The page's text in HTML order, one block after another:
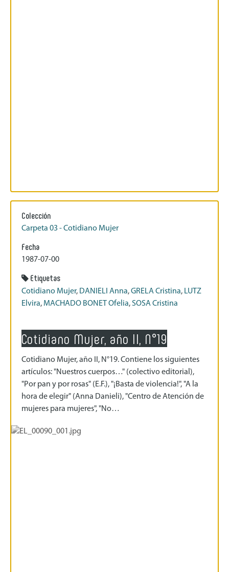
Colección
Carpeta 03 - Cotidiano Mujer
Fecha
1987-07-00
Etiquetas
Cotidiano Mujer, DANIELI Anna,GRELA Cristina, LUTZ
Elvira, MACHADO BONET Ofelia,SOSA Cristina
Cotidiano Mujer, año II, N°19
Cotidiano Mujer, año II, N°19. Contiene los siguientes
artículos: "Nuestros cuerpos…" (colectivo editorial),
"Por pan y por rosas" (E.F.), "¡Basta de violencia!", "A la
hora de elegir" (Anna Danieli), "Centro de Atención de
mujeres para mujeres", "No…